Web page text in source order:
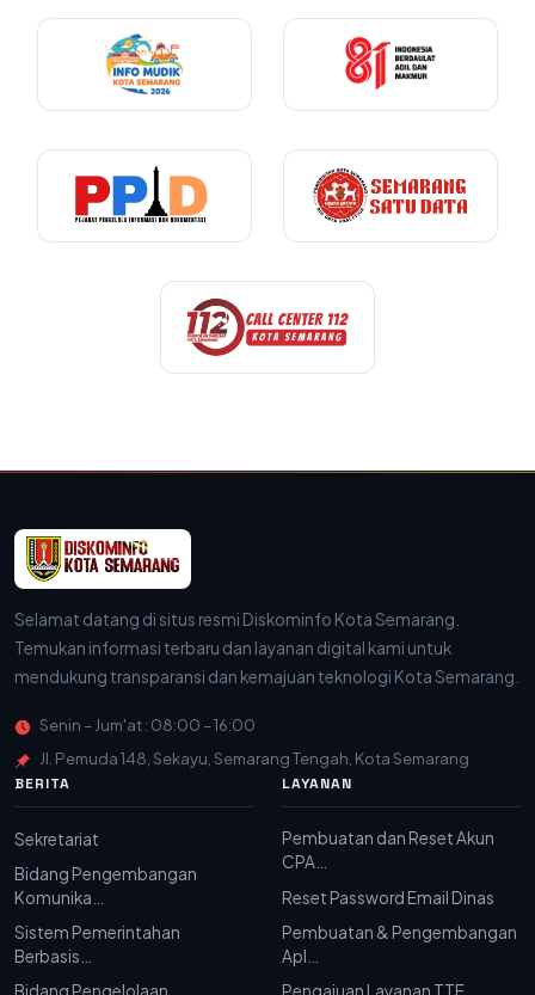
Selamat datang di situs resmi Diskominfo Kota Semarang.
Temukan informasi terbaru dan layanan digital kami untuk
mendukung transparansi dan kemajuan teknologi Kota Semarang.
Senin – Jum'at : 08:00 – 16:00
Jl. Pemuda 148, Sekayu, Semarang Tengah, Kota Semarang
BERITA
Sekretariat
Bidang Pengembangan
Komunika…
Sistem Pemerintahan
Berbasis…
LAYANAN
Pembuatan dan Reset Akun
CPA…
Reset Password Email Dinas
Pembuatan & Pengembangan
Apl…